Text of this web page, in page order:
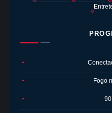
●
● Fogo
●